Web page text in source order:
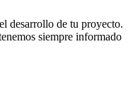
desarrollo de tu proyecto.
siempre informado